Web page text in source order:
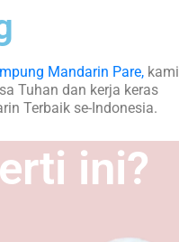
Mandarin Pare, kami
Tuhan dan kerja keras
Terbaik se-Indonesia.
ini?